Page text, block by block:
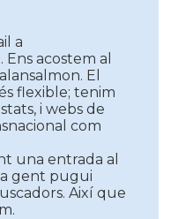
a
acostem al
El
flexible; tenim
i webs de
com
una entrada al
gent pugui
Així que